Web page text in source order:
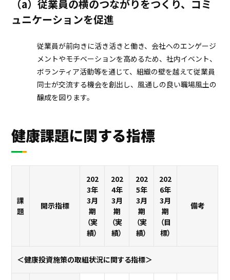
（a）従業員の横のつながりをつくり、コミ
ュニケーションを促進
従業員が前向きに活き活きと働き、会社へのエンゲージ
メントやモチベーションを高めるため、社内イベント、
ボランティア活動等を通じて、組織の壁を越えて従業員
同士が交流する機会を創出し、風通しの良い職場風土の
醸成を図ります。
健康課題に関する指標
課
題
開示指標
202
3年
3月
期
（実
績）
202
4年
3月
期
（実
績）
202
5年
3月
期
（実
績）
202
6年
3月
期
（目
標）
備考
＜健康投資施策の取組状況に関する指標＞